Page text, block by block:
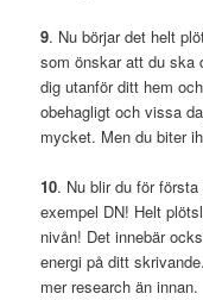
9. Nu börjar det helt
som önskar att du ska
dig utanför ditt hem
obehagligt och vissa
mycket. Men du biter
10. Nu blir du för
exempel DN! Helt
nivån! Det innebär
energi på ditt
mer research än innan.